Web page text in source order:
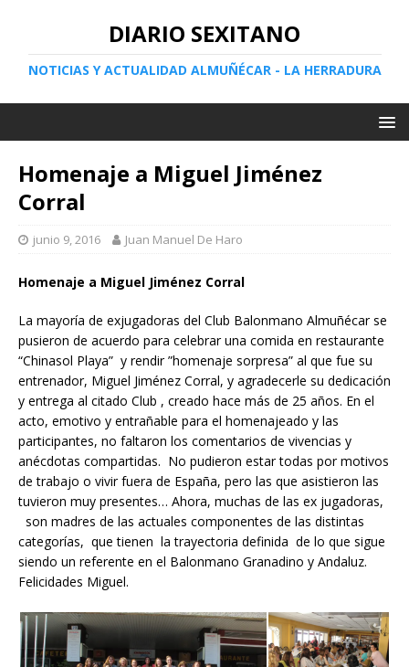
DIARIO SEXITANO
NOTICIAS Y ACTUALIDAD ALMUÑÉCAR - LA HERRADURA
Homenaje a Miguel Jiménez
Corral
junio 9, 2016 Juan Manuel De Haro
Homenaje a Miguel Jiménez Corral
La mayoría de exjugadoras del Club Balonmano Almuñécar se
pusieron de acuerdo para celebrar una comida en restaurante
“Chinasol Playa” y rendir ”homenaje sorpresa” al que fue su
entrenador, Miguel Jiménez Corral, y agradecerle su dedicación
y entrega al citado Club , creado hace más de 25 años. En el
acto, emotivo y entrañable para el homenajeado y las
participantes, no faltaron los comentarios de vivencias y
anécdotas compartidas. No pudieron estar todas por motivos
de trabajo o vivir fuera de España, pero las que asistieron las
tuvieron muy presentes… Ahora, muchas de las ex jugadoras,
son madres de las actuales componentes de las distintas
categorías, que tienen la trayectoria definida de lo que sigue
siendo un referente en el Balonmano Granadino y Andaluz.
Felicidades Miguel.